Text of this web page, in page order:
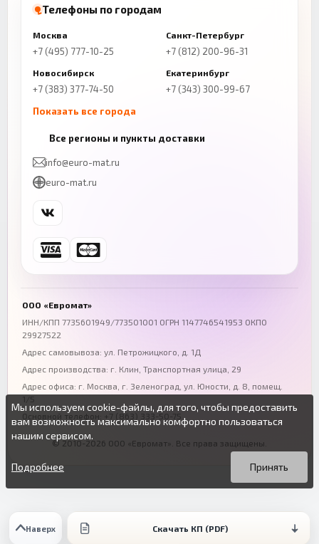
Наверх Скачать КП (PDF)
Телефоны по городам
Москва
+7 (495) 777-10-25
Санкт-Петербург
+7 (812) 200-96-31
Новосибирск
+7 (383) 377-74-50
Екатеринбург
+7 (343) 300-99-67
Показать все города
+7 (843) 206-01-30
Челябинск
+7 (343) 300-99-67
Ростов-на-Дону
+7 (863) 333-50-75
Волгоград
+7 (844) 261-36-12
Омск
Все регионы и пункты доставки
info@euro-mat.ru
euro-mat.ru
ООО «Евромат»
ИНН/КПП 7735601949/773501001 ОГРН 1147746541953 ОКПО
29927522
Адрес самовывоза: ул. Петрожицкого, д. 1Д
Адрес производства: г. Клин, Транспортная улица, 29
Адрес офиса: г. Москва, г. Зеленоград ул. Юности, д. 8, помещ.
1/5
Основной телефон:
+7 (863) 333-50-75
© 2010-2026 ООО «Евромат». Все права защищены.
Мы используем cookie-файлы, для того, чтобы предоставить
вам возможность максимально комфортно пользоваться
нашим сервисом.
Вы можете подробнее прочитать о cookie-файлах в открытых
источниках или изменить настройки своего браузера.
Продолжая пользоваться данным сайтом без изменения
настроек вы даете согласие на использование ваших cookie-
Принять
Подробнее